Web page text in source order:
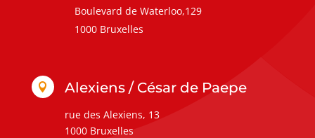
Boulevard de Waterloo,129
1000 Bruxelles
 Alexiens / César de Paepe
rue des Alexiens, 13
1000 Bruxelles